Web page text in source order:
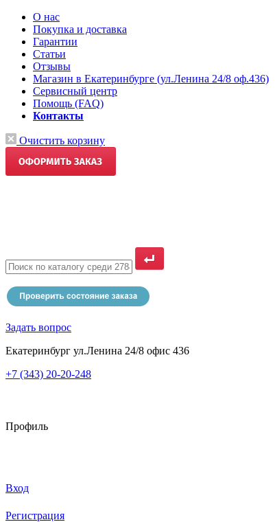
О нас
Покупка и доставка
Гарантии
Статьи
Отзывы
Магазин в Екатеринбурге (ул.Ленина 24/8 оф.436)
Сервисный центр
Помощь (FAQ)
Контакты
Очистить корзину
Задать вопрос
Екатеринбург ул.Ленина 24/8 офис 436
+7 (343) 20-20-248
Профиль
Вход
Регистрация